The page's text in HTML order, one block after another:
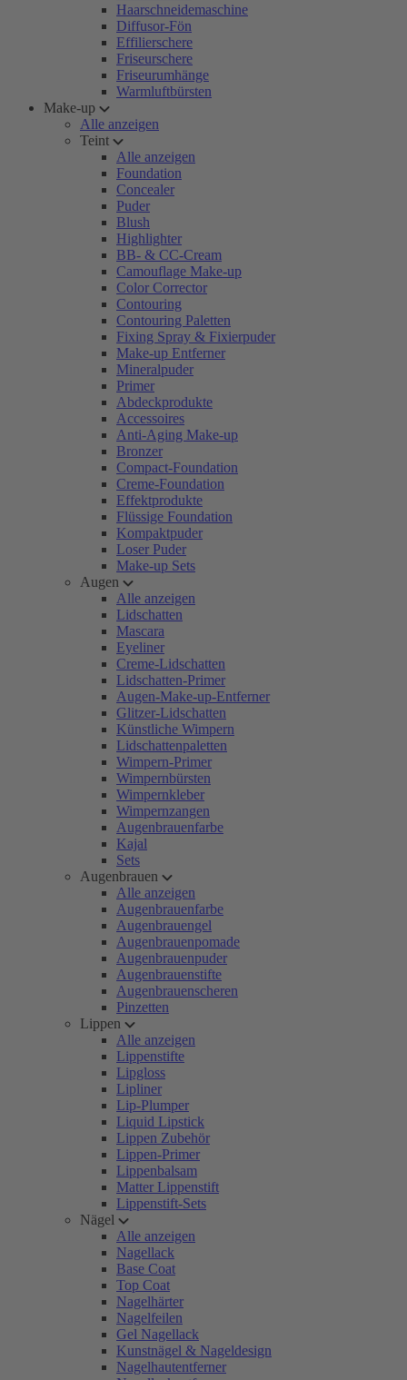
Haarschneidemaschine
Diffusor-Fön
Effilierschere
Friseurschere
Friseurumhänge
Warmluftbürsten
Make-up
Alle anzeigen
Teint
Alle anzeigen
Foundation
Concealer
Puder
Blush
Highlighter
BB- & CC-Cream
Camouflage Make-up
Color Corrector
Contouring
Contouring Paletten
Fixing Spray & Fixierpuder
Make-up Entferner
Mineralpuder
Primer
Abdeckprodukte
Accessoires
Anti-Aging Make-up
Bronzer
Compact-Foundation
Creme-Foundation
Effektprodukte
Flüssige Foundation
Kompaktpuder
Loser Puder
Make-up Sets
Augen
Alle anzeigen
Lidschatten
Mascara
Eyeliner
Creme-Lidschatten
Lidschatten-Primer
Augen-Make-up-Entferner
Glitzer-Lidschatten
Künstliche Wimpern
Lidschattenpaletten
Wimpern-Primer
Wimpernbürsten
Wimpernkleber
Wimpernzangen
Augenbrauenfarbe
Kajal
Sets
Augenbrauen
Alle anzeigen
Augenbrauenfarbe
Augenbrauengel
Augenbrauenpomade
Augenbrauenpuder
Augenbrauenstifte
Augenbrauenscheren
Pinzetten
Lippen
Alle anzeigen
Lippenstifte
Lipgloss
Lipliner
Lip-Plumper
Liquid Lipstick
Lippen Zubehör
Lippen-Primer
Lippenbalsam
Matter Lippenstift
Lippenstift-Sets
Nägel
Alle anzeigen
Nagellack
Base Coat
Top Coat
Nagelhärter
Nagelfeilen
Gel Nagellack
Kunstnägel & Nageldesign
Nagelhautentferner